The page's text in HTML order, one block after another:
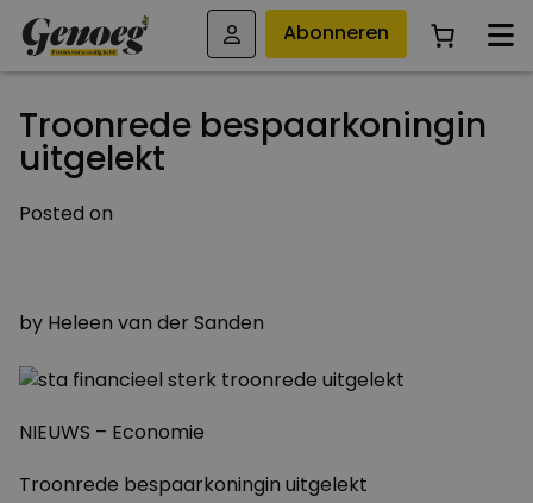
Abonneren
Troonrede bespaarkoningin
uitgelekt
Posted on
by Heleen van der Sanden
NIEUWS – Economie
Troonrede bespaarkoningin uitgelekt